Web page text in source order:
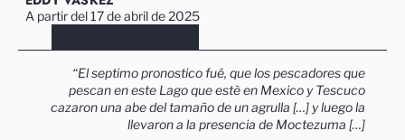
A partir del 17 de abril de 2025
“El septimo pronostico fué, que los pescadores que
pescan en este Lago que estè en Mexico y Tescuco
cazaron una abe del tamaño de un agrulla […] y luego la
llevaron a la presencia de Moctezuma […]